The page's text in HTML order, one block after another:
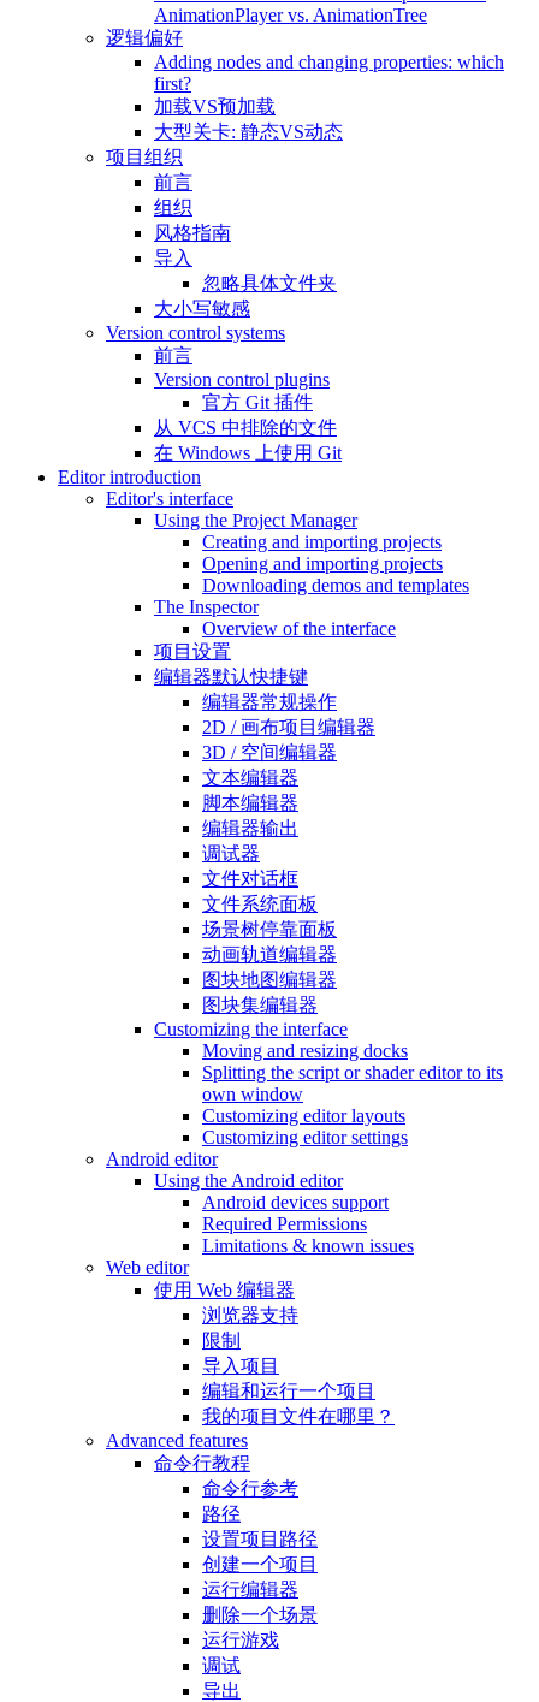
AnimationPlayer vs. AnimationTree
逻辑偏好
Adding nodes and changing properties: which
first?
加载VS预加载
大型关卡: 静态VS动态
项目组织
前言
组织
风格指南
导入
忽略具体文件夹
大小写敏感
Version control systems
前言
Version control plugins
官方 Git 插件
从 VCS 中排除的文件
在 Windows 上使用 Git
Editor introduction
Editor's interface
Using the Project Manager
Creating and importing projects
Opening and importing projects
Downloading demos and templates
The Inspector
Overview of the interface
项目设置
编辑器默认快捷键
编辑器常规操作
2D / 画布项目编辑器
3D / 空间编辑器
文本编辑器
脚本编辑器
编辑器输出
调试器
文件对话框
文件系统面板
场景树停靠面板
动画轨道编辑器
图块地图编辑器
图块集编辑器
Customizing the interface
Moving and resizing docks
Splitting the script or shader editor to its
own window
Customizing editor layouts
Customizing editor settings
Android editor
Using the Android editor
Android devices support
Required Permissions
Limitations & known issues
Web editor
使用 Web 编辑器
浏览器支持
限制
导入项目
编辑和运行一个项目
我的项目文件在哪里？
Advanced features
命令行教程
命令行参考
路径
设置项目路径
创建一个项目
运行编辑器
删除一个场景
运行游戏
调试
导出